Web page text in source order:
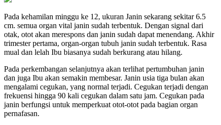
Pada kehamilan minggu ke 12, ukuran Janin sekarang sekitar 6.5
cm. semua organ vital janin sudah terbentuk. Dengan signal dari
otak, otot akan merespons dan janin sudah dapat menendang. Akhir
trimester pertama, organ-organ tubuh janin sudah terbentuk. Rasa
mual dan lelah Ibu biasanya sudah berkurang atau hilang.
Pada perkembangan selanjutnya akan terlihat pertumbuhan janin
dan juga Ibu akan semakin membesar. Janin usia tiga bulan akan
mengalami cegukan, yang normal terjadi. Cegukan terjadi dengan
frekuensi hingga 90 kali cegukan dalam satu jam. Cegukan pada
janin berfungsi untuk memperkuat otot-otot pada bagian organ
pernafasan.